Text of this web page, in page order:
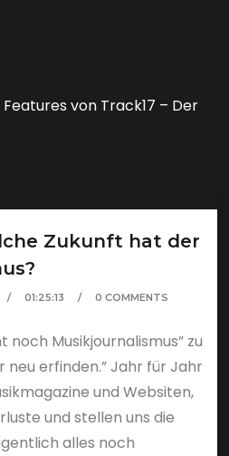
von Track17 – Der
Zukunft hat der
01:25:13 0 COMMENTS
noch Musikjournalismus” zu
neu erfinden.” Jahr für Jahr
und Websiten,
und stellen uns die
alles noch